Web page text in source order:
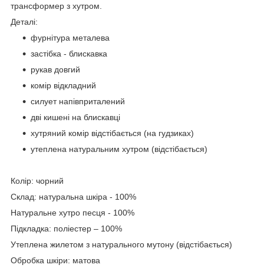
трансформер з хутром.
Деталі:
фурнітура металева
застібка - блискавка
рукав довгий
комір відкладний
силует напівприталений
дві кишені на блискавці
хутряний комір відстібається (на гудзиках)
утеплена натуральним хутром (відстібається)
Колір: чорний
Склад: натуральна шкіра - 100%
Натуральне хутро песця - 100%
Підкладка: поліестер – 100%
Утеплена жилетом з натурального мутону (відстібається)
Обробка шкіри: матова